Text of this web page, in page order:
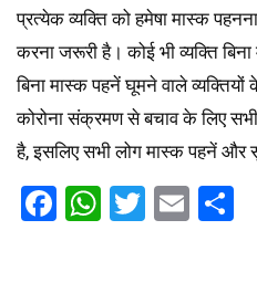
प्रत्येक व्यक्ति को हमेषा मास्क
करना जरूरी है। कोई भी व्यक्ति
बिना मास्क पहनें घूमने वाले व्यक्तियों
कोरोना संक्रमण से बचाव के लिए
है, इसलिए सभी लोग मास्क पहनें और
Facebook
WhatsApp
Twitter
Email